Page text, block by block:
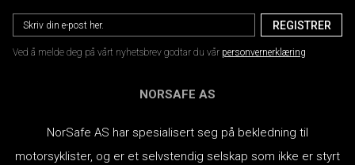
Ved å melde deg på vårt nyhetsbrev godtar du vår personvernerklæring
NORSAFE AS
NorSafe AS har spesialisert seg på bekledning til
motorsyklister, og er et selvstendig selskap som ikke er styrt